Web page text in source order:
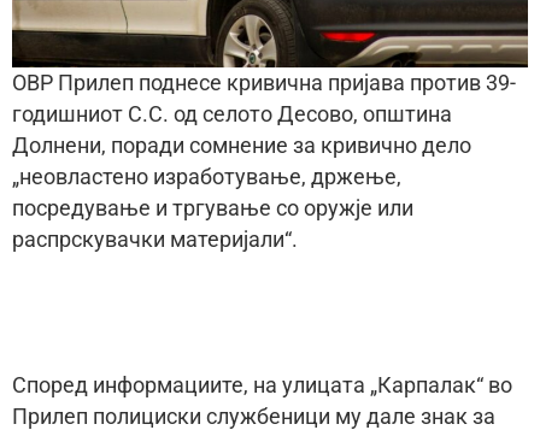
ОВР Прилеп поднесе кривична пријава против 39-
годишниот С.С. од селото Десово, општина
Долнени, поради сомнение за кривично дело
„неовластено изработување, држење,
посредување и тргување со оружје или
распрскувачки материјали“.
Според информациите, на улицата „Карпалак“ во
Прилеп полициски службеници му дале знак за